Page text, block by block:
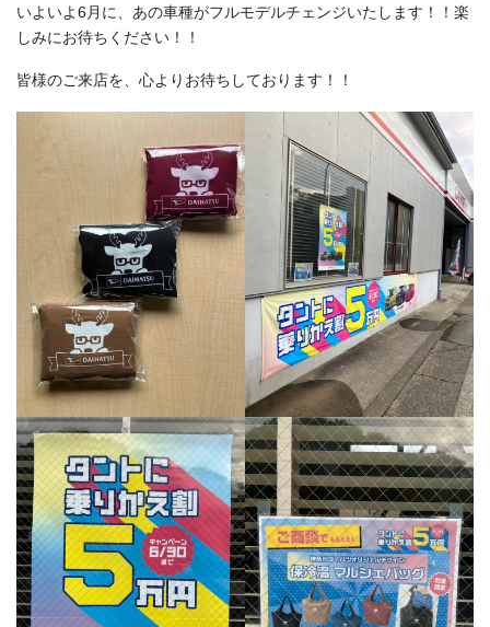
いよいよ6月に、あの車種がフルモデルチェンジいたします！！楽
しみにお待ちください！！
皆様のご来店を、心よりお待ちしております！！